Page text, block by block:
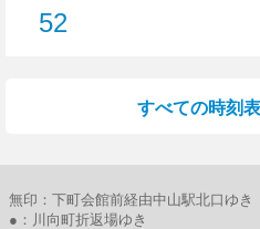
52
すべての時刻
無印：下町会館前経由中山駅北口ゆき
●：川向町折返場ゆき